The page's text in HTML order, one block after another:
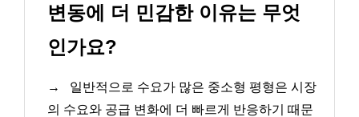
변동에 더 민감한 이유는 무엇
인가요?
→
일반적으로 수요가 많은 중소형 평형은 시장
의 수요와 공급 변화에 더 빠르게 반응하기 때문